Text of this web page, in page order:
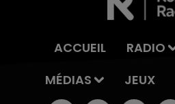
ACCUEIL RADIO
MÉDIAS
JEUX